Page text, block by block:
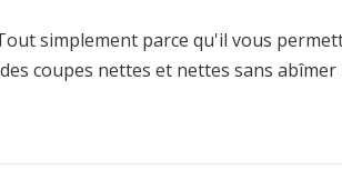
simplement parce qu'il vous
coupes nettes et nettes sans